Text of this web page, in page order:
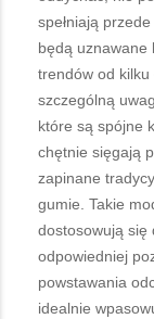
spełniają
będą uznawane
trendów od kilku
szczególną
które są spójne
chętnie sięgają
zapinane
gumie. Takie
dostosowują się
odpowiedniej
powstawania
idealnie